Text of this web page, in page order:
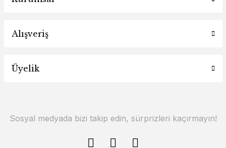
Alışveriş
Üyelik
Sosyal medyada bizi takip edin, sürprizleri kaçırmayın!